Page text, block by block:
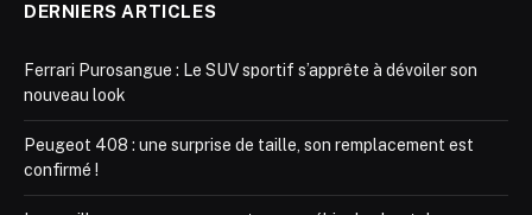
DERNIERS ARTICLES
Ferrari Purosangue : Le SUV sportif s’apprête à dévoiler son
nouveau look
Peugeot 408 : une surprise de taille, son remplacement est
confirmé !